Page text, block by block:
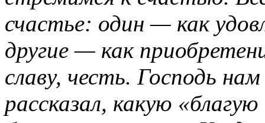
счастье: один — как
другие — как
славу, честь. Господь
рассказал, какую